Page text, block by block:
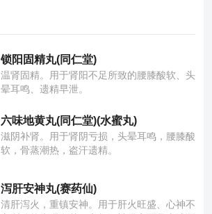
锁阳固精丸(同仁堂)
温肾固精。用于肾阳不足所致的腰膝酸软、头
晕耳鸣、遗精早泄。
六味地黄丸(同仁堂)(水蜜丸)
滋阴补肾。用于肾阴亏损，头晕耳鸣，腰膝酸
软，骨蒸潮热，盗汗遗精。
泻肝安神丸(赛药仙)
清肝泻火，重镇安神。用于肝火旺盛、心神不